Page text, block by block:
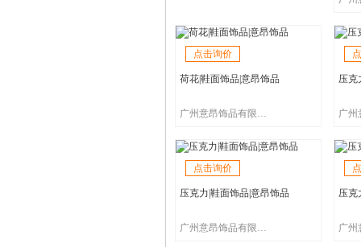
点击询价
荷花|鞋面饰品|意昂饰品
广州意昂饰品有限公司
压克
点击询价
压克力|鞋面饰品|意昂饰品
广州意昂饰品有限公司
压克